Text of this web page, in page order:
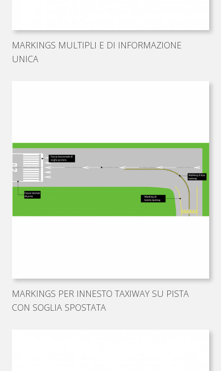
MARKINGS MULTIPLI E DI INFORMAZIONE
UNICA
MARKINGS PER INNESTO TAXIWAY SU PISTA
CON SOGLIA SPOSTATA